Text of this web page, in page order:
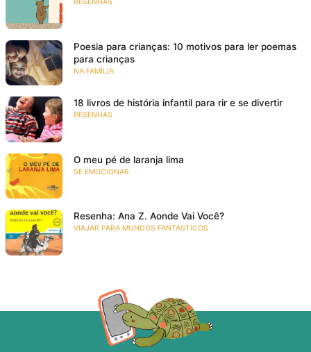
RESENHAS
Poesia para crianças: 10 motivos para ler poemas
para crianças
NA FAMÍLIA
18 livros de história infantil para rir e se divertir
RESENHAS
O meu pé de laranja lima
SE EMOCIONAR
Resenha: Ana Z. Aonde Vai Você?
VIAJAR PARA MUNDOS FANTÁSTICOS